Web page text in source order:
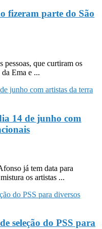
fizeram parte do São
pessoas, que curtiram os
Ema e ...
14 de junho com
já tem data para
os artistas ...
seleção do PSS para